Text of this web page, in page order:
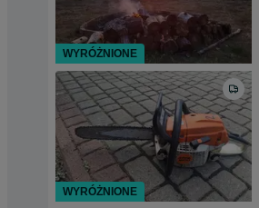
WYRÓŻNIONE
WYRÓŻNIONE